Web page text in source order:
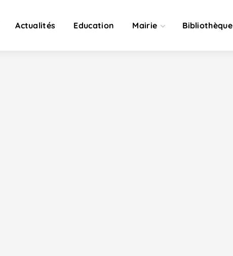
Actualités Education Mairie Bibliothèque